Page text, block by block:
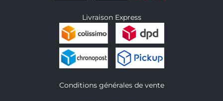
Livraison Express
Conditions générales de vente